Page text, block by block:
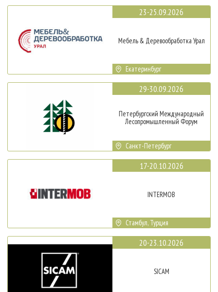
23-25.09.2026
Мебель & Деревообработка Урал
Екатеринбург
29-30.09.2026
Петербургский Международный
Лесопромышленный Форум
Санкт-Петербург
17-20.10.2026
INTERMOB
Стамбул, Турция
20-23.10.2026
SICAM